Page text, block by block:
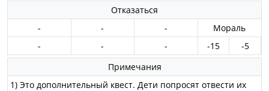
Отказаться
-
- -
Мораль
-
- - -15
-5
Примечания
1) Это дополнительный квест. Дети попросят отвести их